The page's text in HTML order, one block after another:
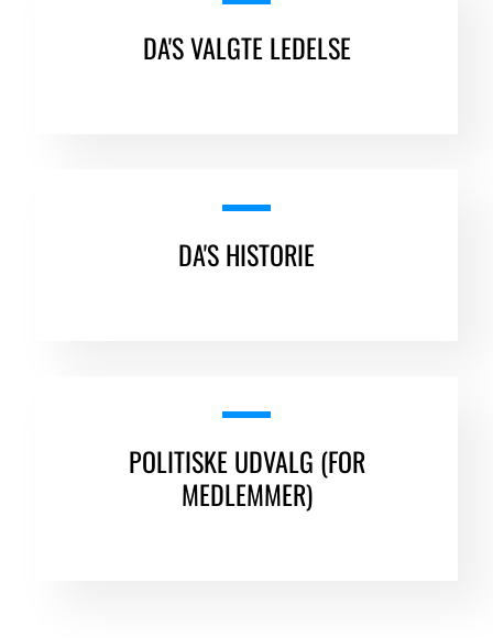
DA'S VALGTE LEDELSE
DA'S HISTORIE
POLITISKE UDVALG (FOR
MEDLEMMER)